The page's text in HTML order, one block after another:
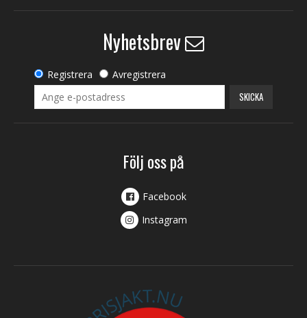
Nyhetsbrev
Registrera Avregistrera
SKICKA
Följ oss på
Facebook
Instagram